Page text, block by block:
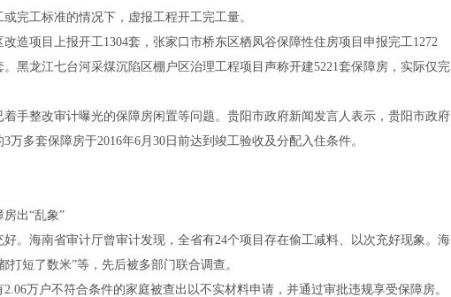
完工标准的情况下，虚报工程开工完工量。
造项目上报开工1304套，张家口市桥东区栖凤谷保障性住房项目申报完工1272
黑龙江七台河采煤沉陷区棚户区治理工程项目声称开建5221套保障房，实际仅完
整改审计曝光的保障房闲置等问题。贵阳市政府新闻发言人表示，贵阳市政府
3万多套保障房于2016年6月 30 日前达到竣工验收及分配入住条件。
出“乱象”
。海南省审计厅曾审计发现，全省有24个项目存在偷工减料、以次充好现象。海
打短了数米”等，先后被多部门联合调查。
2.06万户不符合条件的家庭被查出以不实材料申请，并通过审批违规享受保障房。